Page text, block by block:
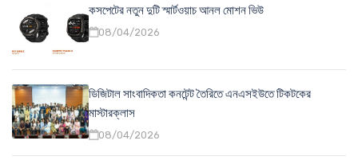
কসপেটের নতুন দুটি স্মার্টওয়াচ আনল মোশন ভিউ
08/04/2026
ডিজিটাল সাংবাদিকতা কনটেন্ট তৈরিতে এনএসইউতে টিকটকের
মাস্টারক্লাস
08/04/2026